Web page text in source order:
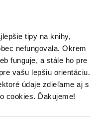
tipy na knihy,
nefungovala. Okrem
funguje, a stále ho pre
vašu lepšiu orientáciu.
údaje zdieľame aj s
cookies. Ďakujeme!